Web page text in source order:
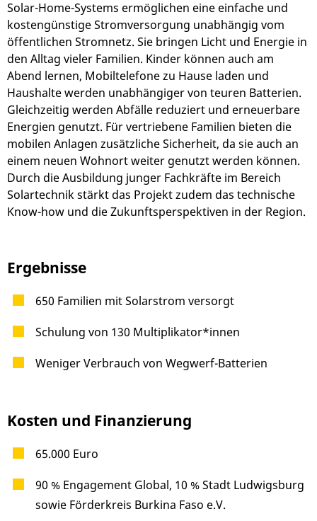
Solar-Home-Systems ermöglichen eine einfache und
kostengünstige Stromversorgung unabhängig vom
öffentlichen Stromnetz. Sie bringen Licht und Energie in
den Alltag vieler Familien. Kinder können auch am
Abend lernen, Mobiltelefone zu Hause laden und
Haushalte werden unabhängiger von teuren Batterien.
Gleichzeitig werden Abfälle reduziert und erneuerbare
Energien genutzt. Für vertriebene Familien bieten die
mobilen Anlagen zusätzliche Sicherheit, da sie auch an
einem neuen Wohnort weiter genutzt werden können.
Durch die Ausbildung junger Fachkräfte im Bereich
Solartechnik stärkt das Projekt zudem das technische
Know-how und die Zukunftsperspektiven in der Region.
Ergebnisse
650 Familien mit Solarstrom versorgt
Schulung von 130 Multiplikator*innen
Weniger Verbrauch von Wegwerf-Batterien
Kosten und Finanzierung
65.000 Euro
90 % Engagement Global, 10 % Stadt Ludwigsburg
sowie Förderkreis Burkina Faso e.V.